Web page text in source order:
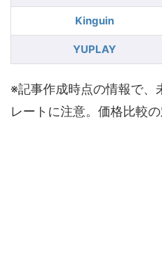
Kinguin
YUPLAY
※記事作成時点の情報で、
レートに注意。価格比較